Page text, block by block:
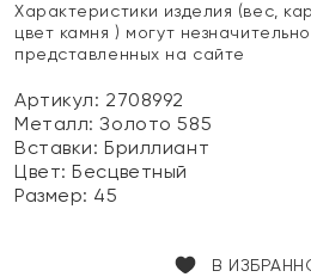
Характеристики изделия (вес,
цвет камня ) могут
представленных на сайте
Артикул: 2708992
Металл:Золото 585
Вставки:Бриллиант
Цвет:Бесцветный
Размер: 45
В